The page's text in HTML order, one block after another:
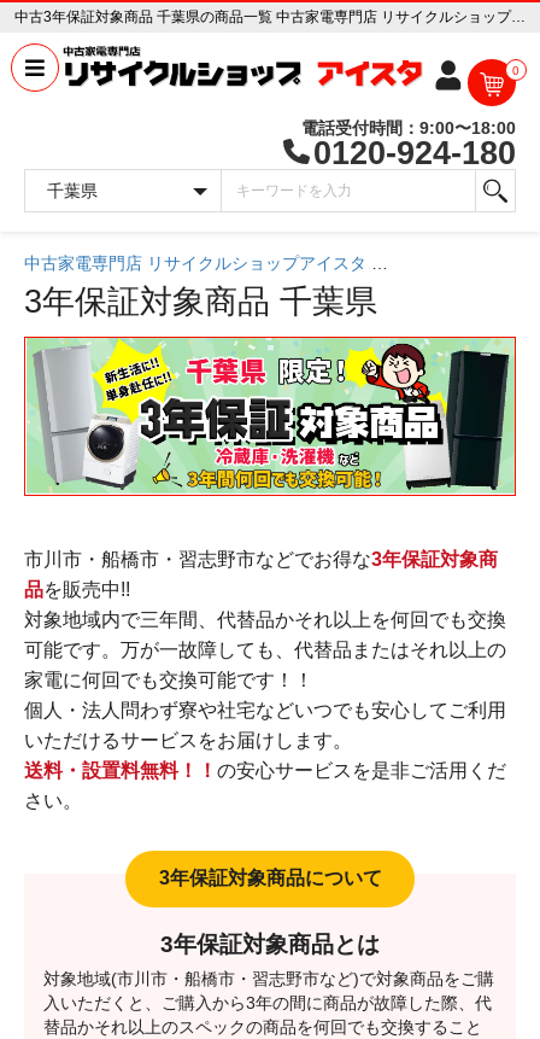
中古3年保証対象商品 千葉県の商品一覧 中古家電専門店 リサイクルショップ アイスタ
0
電話受付時間：9:00〜18:00
0120-924-180
中古家電専門店 リサイクルショップアイスタ
3年保証対象商品 千葉県
市川市・船橋市・習志野市などでお得な3年保証対象商
品を販売中!!
対象地域内で三年間、代替品かそれ以上を何回でも交換
可能です。万が一故障しても、代替品またはそれ以上の
家電に何回でも交換可能です！！
個人・法人問わず寮や社宅などいつでも安心してご利用
いただけるサービスをお届けします。
送料・設置料無料！！ の安心サービスを是非ご活用くだ
さい。
3年保証対象商品とは
対象地域(市川市・船橋市・習志野市など)で対象商品をご購
入いただくと、ご購入から3年の間に商品が故障した際、代
替品かそれ以上のスペックの商品を何回でも交換すること